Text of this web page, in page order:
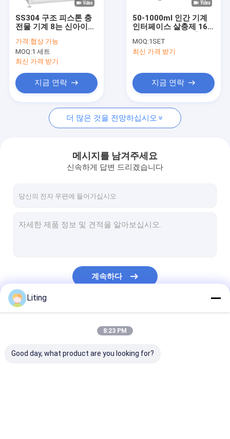
인용문을 요구하세요
FAQ
살충제 충전기
피스톤 액체 충전 기계
병 Unscrambler 기계
자동적인 스티커 레테르를 붙이는 기계
자동 파우치 충전 및 밀봉 기계
SS304 구조 피스톤 충
전물 기계 8는 신아이더
80ml-1L를 이끕니다
가격:협상 가능
MOQ:1 세트
최신 가격 받기
지금 연락
50-1000ml 인간 기계
인터페이스 살충제 16
기계
MOQ:1SET
최신 가격 받기
지금 연락
더 많은 것을 전망하십시오
메시지를 남겨주세요
신속하게 답변 드리겠습니다
계속하다
Liting
8:23 PM
Good day, what product are you looking for?